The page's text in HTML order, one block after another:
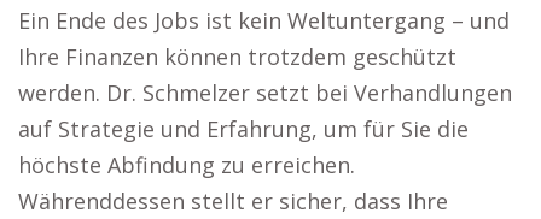
Ein Ende des Jobs ist kein Weltuntergang – und
Ihre Finanzen können trotzdem geschützt
werden. Dr. Schmelzer setzt bei Verhandlungen
auf Strategie und Erfahrung, um für Sie die
höchste Abfindung zu erreichen.
Währenddessen stellt er sicher, dass Ihre